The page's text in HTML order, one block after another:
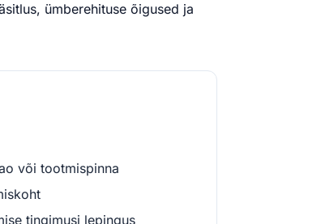
ümberehituse õigused ja
või tootmispinna
tingimusi lepingus